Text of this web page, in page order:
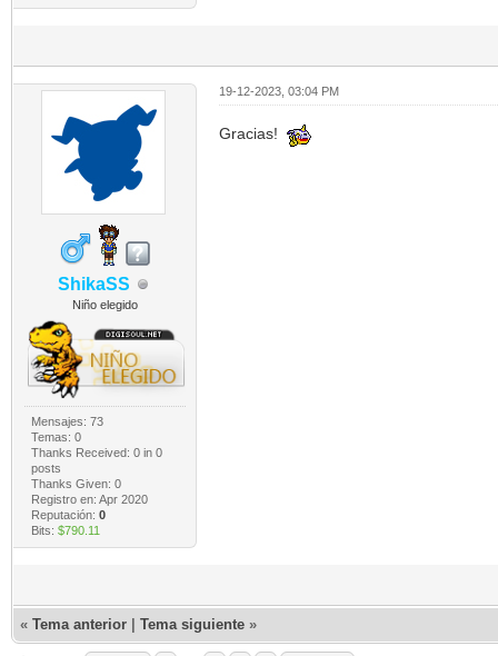
ShikaSS
Niño elegido
Mensajes: 73
Temas: 0
Thanks Received: 0in 0
posts
Thanks Given: 0
Registro en: Apr 2020
Reputación: 0
Bits: $790.11
19-12-2023, 03:04 PM
Gracias!
« Tema anterior Tema siguiente »